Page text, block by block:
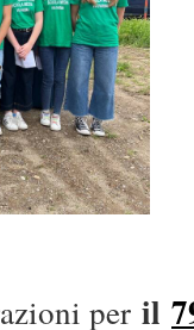
per il